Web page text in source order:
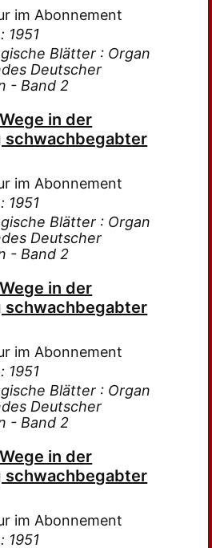
im Abonnement
1951
Blätter : Organ
Deutscher
- Band 2
in der
schwachbegabter
im Abonnement
1951
Blätter : Organ
Deutscher
- Band 2
in der
schwachbegabter
im Abonnement
1951
Blätter : Organ
Deutscher
- Band 2
in der
schwachbegabter
im Abonnement
1951